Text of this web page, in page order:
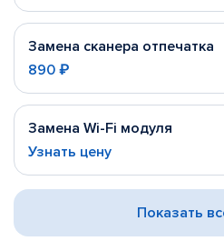
Замена сканера отпечатка
890 ₽
Замена Wi-Fi модуля
Узнать цену
Показать